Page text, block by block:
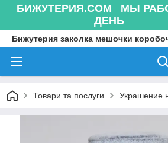
БИЖУТЕРИЯ.COM МЫ
ДЕНЬ
Бижутерия заколка мешочки
Товари та послуги Украшение